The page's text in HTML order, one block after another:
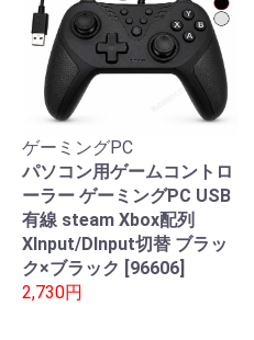
ゲーミングPC
パソコン用ゲームコントロ
ーラー ゲーミングPC USB
有線 steam Xbox配列
XInput/DInput切替 ブラッ
ク×ブラック [96606]
2,730円